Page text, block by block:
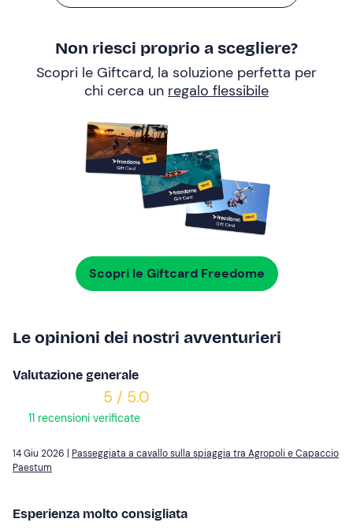
Non riesci proprio a scegliere?
Scopri le Giftcard, la soluzione perfetta per
chi cerca un regalo flessibile
Scopri le Giftcard Freedome
Le opinioni dei nostri avventurieri
Valutazione generale
5 / 5.0
11 recensioni verificate
14 Giu 2026 | Passeggiata a cavallo sulla spiaggia tra Agropoli e Capaccio
Paestum
Esperienza molto consigliata